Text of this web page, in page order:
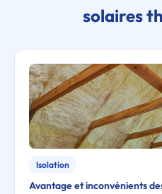
solaires
Isolation
Avantage et inconvénients